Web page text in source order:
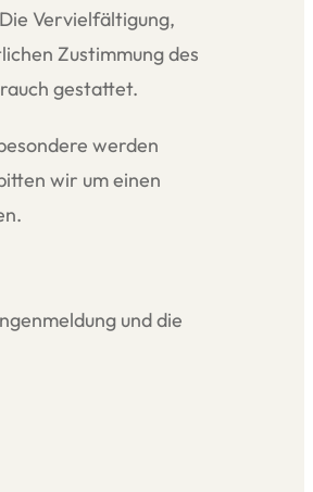
Vervielfältigung,
Zustimmung des
gestattet.
werden
wir um einen
und die